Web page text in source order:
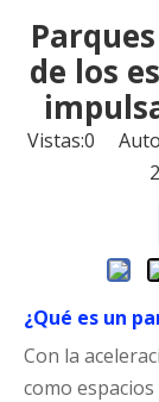
de los
Vistas:0
¿Qué es un
Con la
como